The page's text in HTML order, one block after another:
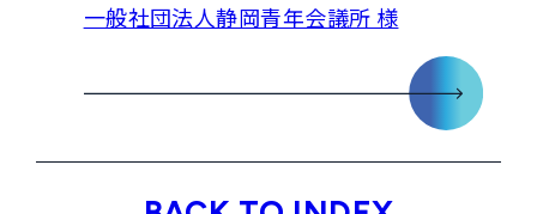
一般社団法人静岡青年会議所 様